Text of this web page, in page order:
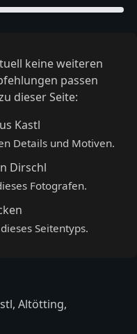
keine weiteren
passen
dieser Seite:
Kastl
Details und Motiven.
Dirschl
Fotografen.
Seitentyps.
Altötting,